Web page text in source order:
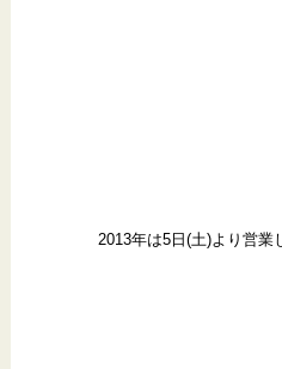
2013年は5日(土)より営業